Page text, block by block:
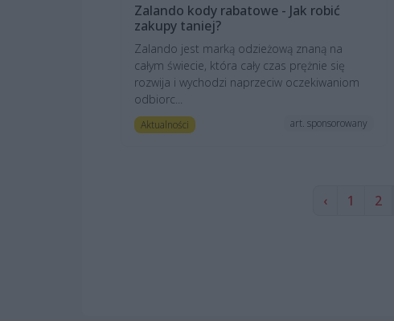
Zalando kody rabatowe - Jak robić
zakupy taniej?
Zalando jest marką odzieżową znaną na
całym świecie, która cały czas prężnie się
rozwija i wychodzi naprzeciw oczekiwaniom
odbiorc...
Aktualności art. sponsorowany
‹ 1 2